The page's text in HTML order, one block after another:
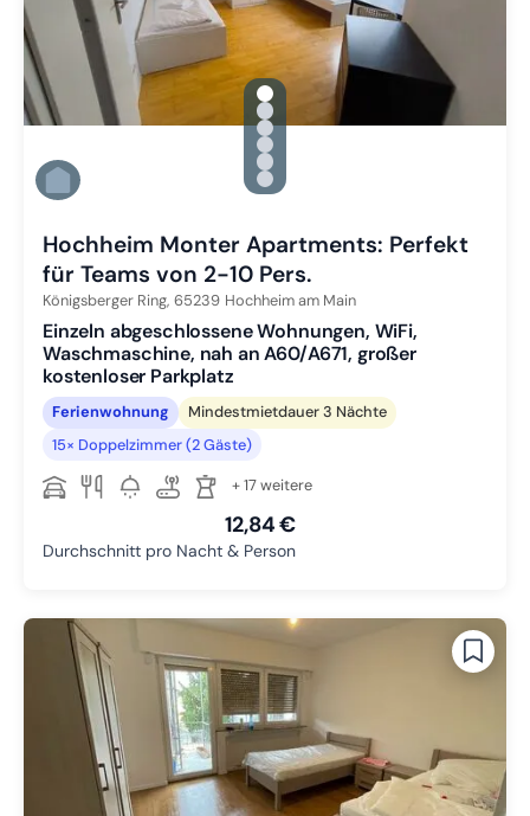
gallery.slide_selector
Zu Slide 1 wechseln
Zu Slide 2 wechseln
Zu Slide 3 wechseln
Zu Slide 4 wechseln
Zu Slide 5 wechseln
Zu Slide 6 wechseln
Hochheim Monter Apartments: Perfekt
für Teams von 2-10 Pers.
Königsberger Ring, 65239 Hochheim am Main
Einzeln abgeschlossene Wohnungen, WiFi,
Waschmaschine, nah an A60/A671, großer
kostenloser Parkplatz
Ferienwohnung
Mindestmietdauer 3 Nächte
15× Doppelzimmer (2 Gäste)
+ 17 weitere
12,84 €
Durchschnitt pro Nacht & Person